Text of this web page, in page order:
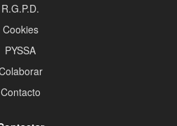
R.G.P.D.
Cookies
PYSSA
Contacto